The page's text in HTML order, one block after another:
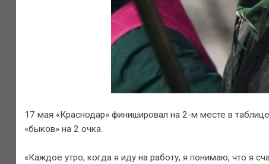
17 мая «Краснодар» финишировал на 2-м месте в
«быков» на 2 очка.
«Каждое утро, когда я иду на работу, я понимаю, что я